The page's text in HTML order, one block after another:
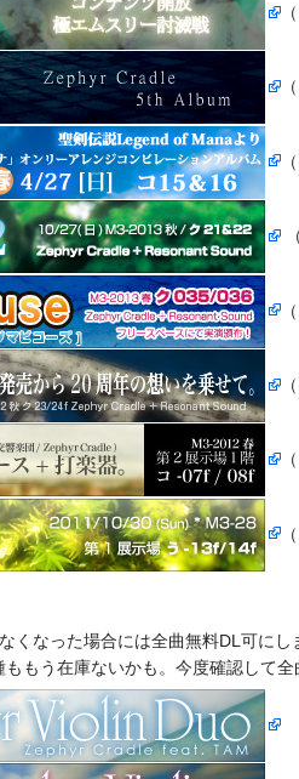
くなった場合には全曲無料DL可にし
もう在庫ないかも。今度確認して全